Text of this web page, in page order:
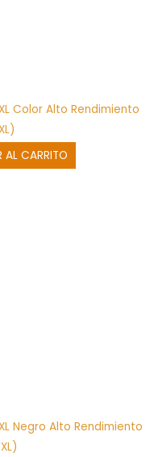
Color Alto Rendimiento
AL CARRITO
Negro Alto Rendimiento